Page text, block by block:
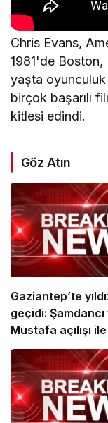
Chris Evans,
1981'de
yaşta oyunculuk
birçok başarılı
kitlesi edindi.
Göz Atın
Gaziantep’te
geçidi: Şamdancı
Mustafa açılışı
Park’ta görkemli